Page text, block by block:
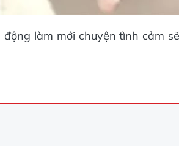
làm mới chuyện tình cảm